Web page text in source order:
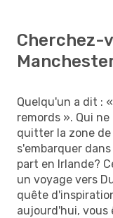
Cherchez-
Quelqu'un a dit :
remords ». Qui
quitter la zone
s'embarquer
part en Irlande?
un voyage vers
quête
aujourd'hui, vous